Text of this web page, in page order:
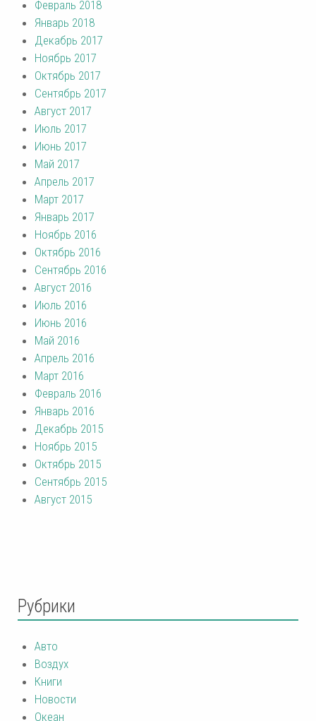
Февраль 2018
Январь 2018
Декабрь 2017
Ноябрь 2017
Октябрь 2017
Сентябрь 2017
Август 2017
Июль 2017
Июнь 2017
Май 2017
Апрель 2017
Март 2017
Январь 2017
Ноябрь 2016
Октябрь 2016
Сентябрь 2016
Август 2016
Июль 2016
Июнь 2016
Май 2016
Апрель 2016
Март 2016
Февраль 2016
Январь 2016
Декабрь 2015
Ноябрь 2015
Октябрь 2015
Сентябрь 2015
Август 2015
Рубрики
Авто
Воздух
Книги
Новости
Океан